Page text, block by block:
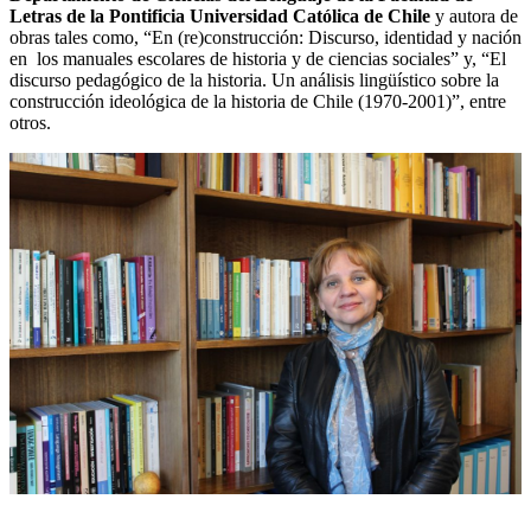
Letras de la Pontificia Universidad Católica de Chile y autora de
obras tales como, “En (re)construcción: Discurso, identidad y nación
en los manuales escolares de historia y de ciencias sociales” y, “El
discurso pedagógico de la historia. Un análisis lingüístico sobre la
construcción ideológica de la historia de Chile (1970-2001)”, entre
otros.